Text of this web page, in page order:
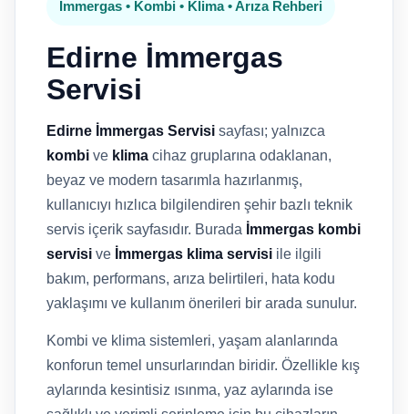
İmmergas • Kombi • Klima • Arıza Rehberi
Edirne İmmergas
Servisi
Edirne İmmergas Servisi sayfası; yalnızca
kombi ve klima cihaz gruplarına odaklanan,
beyaz ve modern tasarımla hazırlanmış,
kullanıcıyı hızlıca bilgilendiren şehir bazlı teknik
servis içerik sayfasıdır. Burada İmmergas kombi
servisi ve İmmergas klima servisi ile ilgili
bakım, performans, arıza belirtileri, hata kodu
yaklaşımı ve kullanım önerileri bir arada sunulur.
Kombi ve klima sistemleri, yaşam alanlarında
konforun temel unsurlarından biridir. Özellikle kış
aylarında kesintisiz ısınma, yaz aylarında ise